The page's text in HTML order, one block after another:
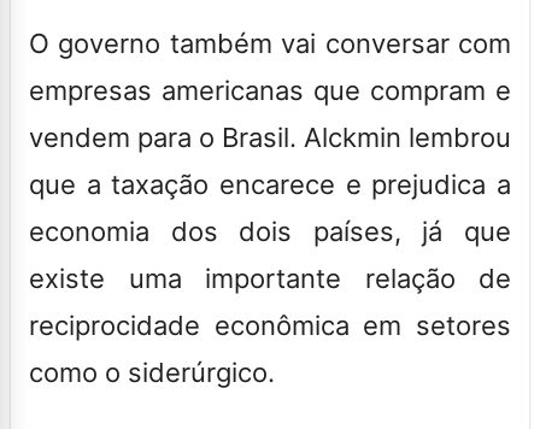
O governo também vai conversar com
empresas americanas que compram e
vendem para o Brasil. Alckmin lembrou
que a taxação encarece e prejudica a
economia dos dois países, já que
existe uma importante relação de
reciprocidade econômica em setores
como o siderúrgico.